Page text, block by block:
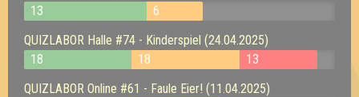
13
6
QUIZLABOR Halle #74 - Kinderspiel (24.04.2025)
18
18
13
QUIZLABOR Online #61 - Faule Eier! (11.04.2025)